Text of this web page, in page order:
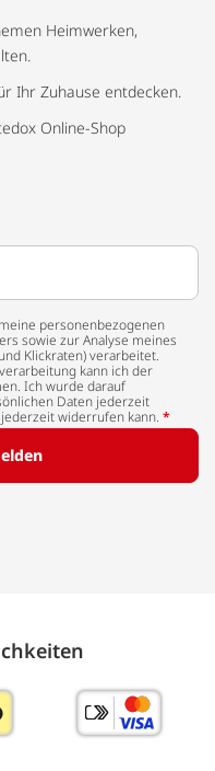
Heimwerken,
Ihr Zuhause entdecken.
Online-Shop
personenbezogenen
sowie zur Analyse meines
Klickraten) verarbeitet.
kann ich der
Ich wurde darauf
Daten jederzeit
widerrufen kann. *